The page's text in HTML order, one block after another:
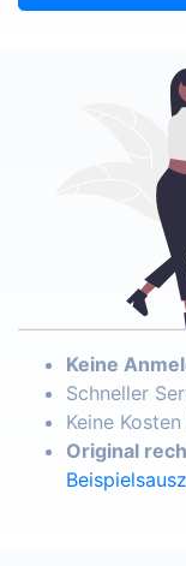
Keine
Schneller
Keine
Original